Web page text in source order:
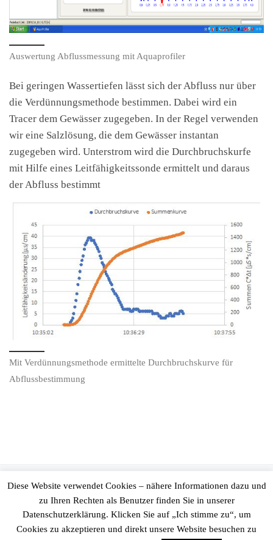
Auswertung Abflussmessung mit Aquaprofiler
Bei geringen Wassertiefen lässt sich der Abfluss nur über
die Verdünnungsmethode bestimmen. Dabei wird ein
Tracer dem Gewässer zugegeben. In der Regel verwenden
wir eine Salzlösung, die dem Gewässer instantan
zugegeben wird. Unterstrom wird die Durchbruchskurfe
mit Hilfe eines Leitfähigkeitssonde ermittelt und daraus
der Abfluss bestimmt
Mit Verdünnungsmethode ermittelte Durchbruchskurve für
Abflussbestimmung
© 2026Ingenieurgesellschaft Prof. Kobus und Partner GmbH –
Alle Rechte vorbehalten
Präsentiert vonWP– Entworfen mit demCustomizr-Theme
Diese Website verwendet Cookies – nähere Informationen dazu und
zu Ihren Rechten als Benutzer finden Sie in unserer
Datenschutzerklärung. Klicken Sie auf „Ich stimme zu“, um
Cookies zu akzeptieren und direkt unsere Website besuchen zu